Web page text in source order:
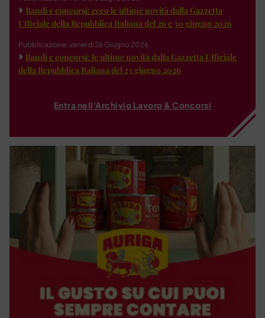
Bandi e concorsi: ecco le ultime novità dalla Gazzetta
Ufficiale della Repubblica Italiana del 26 e 30 giugno 2026
Pubblicazione: venerdì 26 Giugno 2026
Bandi e concorsi: le ultime novità dalla Gazzetta Ufficiale
della Repubblica Italiana del 23 giugno 2026
Entra nell'Archivio Lavoro & Concorsi